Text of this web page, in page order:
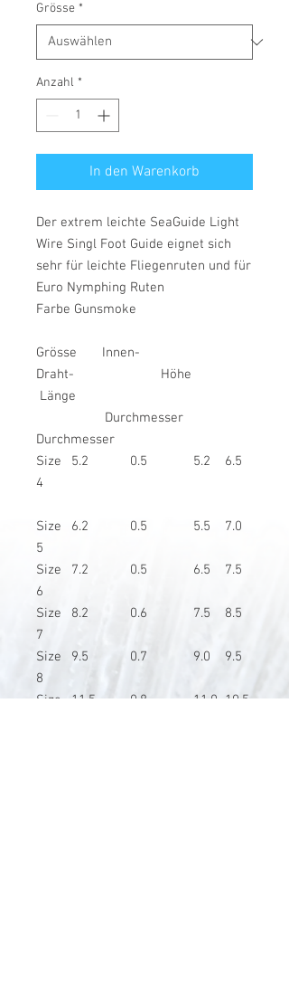
Grösse *
Anzahl *
In den Warenkorb
Der extrem leichte SeaGuide Light
Wire Singl Foot Guide eignet sich
sehr für leichte Fliegenruten und für
Euro Nymphing Ruten
Farbe Gunsmoke
Grösse Innen-
Draht- Höhe
Länge
Durchmesser
Durchmesser
Size
4
5.2 0.5 5.2 6.5
Size
5
6.2 0.5 5.5 7.0
Size
6
7.2 0.5 6.5 7.5
Size
7
8.2 0.6 7.5 8.5
Size
8
9.5 0.7 9.0 9.5
Size
11.5 0.8 11.0 10.5